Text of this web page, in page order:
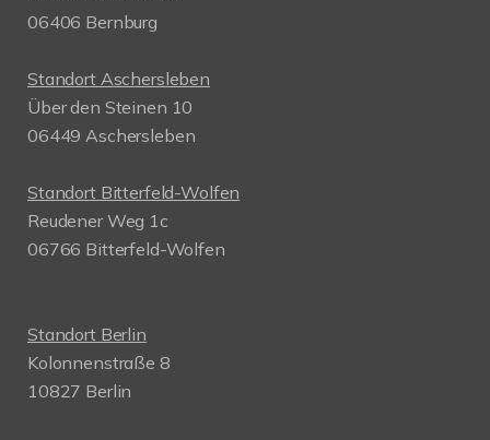
06406 Bernburg
Standort Aschersleben
Über den Steinen 10
06449 Aschersleben
Standort Bitterfeld-Wolfen
Reudener Weg 1c
06766 Bitterfeld-Wolfen
Standort Berlin
Kolonnenstraße 8
10827 Berlin